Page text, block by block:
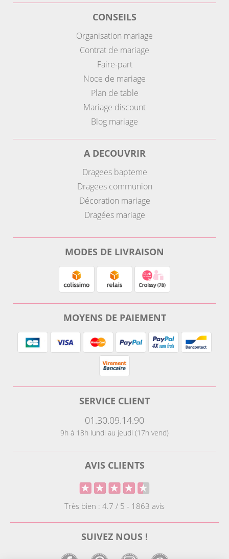
CONSEILS
Organisation mariage
Contrat de mariage
Faire-part
Noce de mariage
Plan de table
Mariage discount
Blog mariage
A DECOUVRIR
Dragees bapteme
Dragees communion
Décoration mariage
Dragées mariage
MODES DE LIVRAISON
MOYENS DE PAIEMENT
SERVICE CLIENT
01.30.09.14.90
9h à 18h lundi au jeudi (17h vend)
AVIS CLIENTS
Très bien : 4.7 / 5 - 1863 avis
SUIVEZ NOUS !